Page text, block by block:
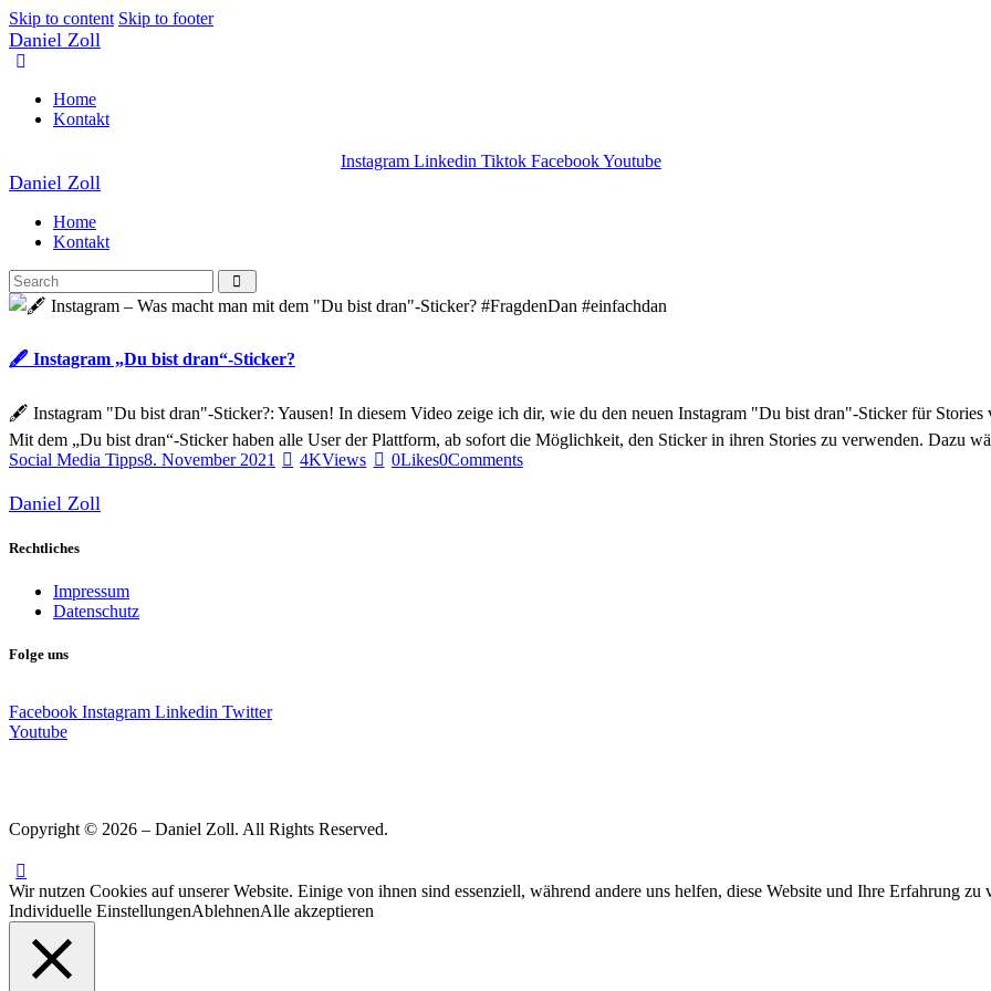
Skip to content Skip to footer
Daniel Zoll
Home
Kontakt
Instagram Linkedin Tiktok FacebookYoutube
Daniel Zoll
Home
Kontakt
🖋 Instagram „Du bist dran“-Sticker?
🖋 Instagram "Du bist dran"-Sticker?: Yausen! In diesem Video zeige ich dir, wie du den neuen Instagram "Du bist dran"-Sticker für
Mit dem „Du bist dran“-Sticker haben alle User der Plattform, ab sofort die Möglichkeit, den Sticker in ihren Stories zu verwenden. Dazu
Social Media Tipps8. November 2021 4KViews 0Likes0Comments
Daniel Zoll
Rechtliches
Impressum
Datenschutz
Folge uns
Facebook Instagram Linkedin Twitter
Youtube
Copyright © 2026 – Daniel Zoll. All Rights Reserved.
Wir nutzen Cookies auf unserer Website. Einige von ihnen sind essenziell, während andere uns helfen, diese Website und Ihre Erfahrung zu
Individuelle EinstellungenAblehnenAlle akzeptieren